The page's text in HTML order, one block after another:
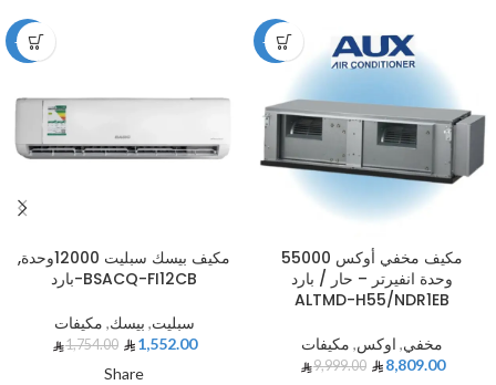
-12%
مكيف بيسك سبليت 12000وحدة,
بارد-BSACQ-FI12CB
سبليت, بيسك, مكيفات
1,754.00
1,552.00
Share
-12%
مكيف مخفي أوكس 55000
وحدة انفيرتر – حار / بارد
ALTMD-H55/NDR1EB
مخفي, اوكس, مكيفات
9,999.00
8,809.00